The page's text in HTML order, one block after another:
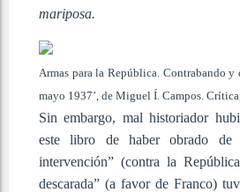
mariposa.
Armas para la República. Contrabando
mayo 1937’, de Miguel Í. Campos.
Sin embargo, mal historiador
este libro de haber obrado
intervención” (contra la
descarada” (a favor de Franco)